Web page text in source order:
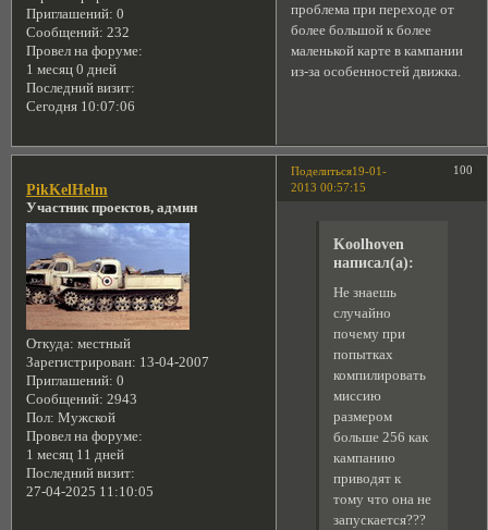
Приглашений: 0
Сообщений: 232
Провел на форуме:
1 месяц 0 дней
Последний визит:
Сегодня 10:07:06
проблема при переходе от
более большой к более
маленькой карте в кампании
из-за особенностей движка.
Поделиться 100
19-01-
2013 00:57:15
PikKelHelm
Участник проектов, админ
Откуда: местный
Зарегистрирован: 13-04-2007
Приглашений: 0
Сообщений: 2943
Пол: Мужской
Провел на форуме:
1 месяц 11 дней
Последний визит:
27-04-2025 11:10:05
Koolhoven
написал(а):
Не знаешь
случайно
почему при
попытках
компилировать
миссию
размером
больше 256 как
кампанию
приводят к
тому что она не
запускается???